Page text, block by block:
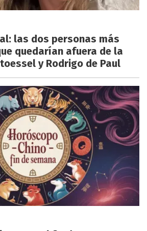
las dos personas más
quedarían afuera de la
y Rodrigo de Paul